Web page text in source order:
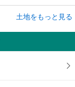
土地をもっと見る